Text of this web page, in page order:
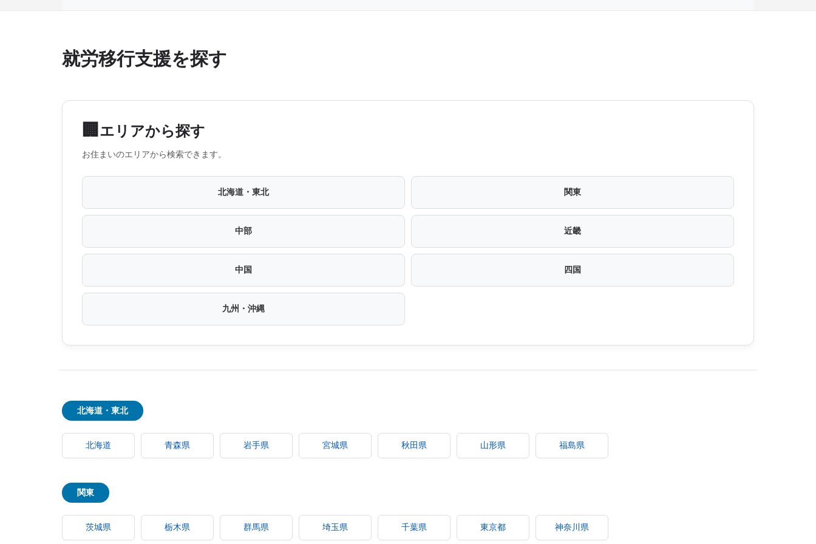
就労移行支援を探す
🏢 エリアから探す
お住まいのエリアから検索できます。
北海道・東北 関東
中部 近畿
中国 四国
九州・沖縄
北海道・東北
北海道 青森県 岩手県 宮城県 秋田県 山形県 福島県
関東
茨城県 栃木県 群馬県 埼玉県 千葉県 東京都 神奈川県